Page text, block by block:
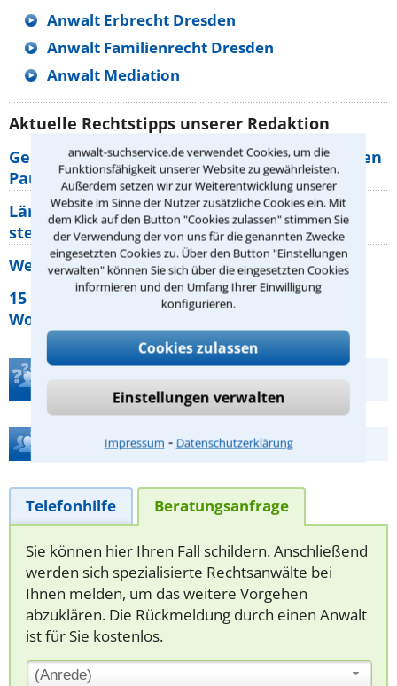
anwalt-suchservice.de verwendet Cookies, um die
Funktionsfähigkeit unserer Website zu gewährleisten.
Außerdem setzen wir zur Weiterentwicklung unserer
Website im Sinne der Nutzer zusätzliche Cookies ein. Mit
dem Klick auf den Button "Cookies zulassen" stimmen Sie
der Verwendung der von uns für die genannten Zwecke
eingesetzten Cookies zu. Über den Button "Einstellungen
verwalten" können Sie sich über die eingesetzten Cookies
informieren und den Umfang Ihrer Einwilligung
konfigurieren.
Cookies zulassen
Einstellungen verwalten
Impressum ⁃ Datenschutzerklärung
Anwalt Erbrecht Dresden
Anwalt Familienrecht Dresden
Anwalt Mediation
Aktuelle Rechtstipps unserer Redaktion
Geänderte Abflugzeiten: Welche Rechte haben
Pauschalurlauber?
Lärm von den Nachbarn: Welche Rechte
stehen mir zu?
Wer muss Zweitwohnungssteuer zahlen?
15 elementare Rechte, die jeder
Wohnungseigentümer kennen sollte
Teste Dein Rechtswissen
Hilfe bei Ihrer Anwaltsuche?
Telefonhilfe Beratungsanfrage
Sie können hier Ihren Fall schildern. Anschließend
werden sich spezialisierte Rechtsanwälte bei
Ihnen melden, um das weitere Vorgehen
abzuklären. Die Rückmeldung durch einen Anwalt
ist für Sie kostenlos.
(Anrede)